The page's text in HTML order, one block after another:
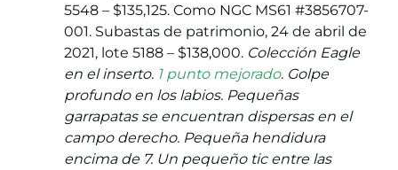
5548 – $135,125. Como NGC MS61 #3856707-
001. Subastas de patrimonio, 24 de abril de
2021, lote 5188 – $138,000. Colección Eagle
en el inserto. 1 punto mejorado. Golpe
profundo en los labios. Pequeñas
garrapatas se encuentran dispersas en el
campo derecho. Pequeña hendidura
encima de 7. Un pequeño tic entre las